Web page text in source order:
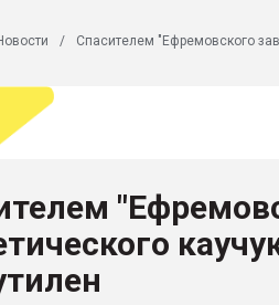
выходит на
довольна
рынке
пуансона для
Спасителем "Ефремовского